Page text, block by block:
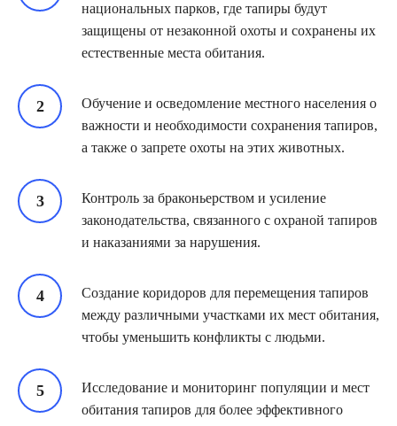
национальных парков, где тапиры будут
защищены от незаконной охоты и сохранены их
естественные места обитания.
Обучение и осведомление местного населения о
важности и необходимости сохранения тапиров,
а также о запрете охоты на этих животных.
Контроль за браконьерством и усиление
законодательства, связанного с охраной тапиров
и наказаниями за нарушения.
Создание коридоров для перемещения тапиров
между различными участками их мест обитания,
чтобы уменьшить конфликты с людьми.
Исследование и мониторинг популяции и мест
обитания тапиров для более эффективного